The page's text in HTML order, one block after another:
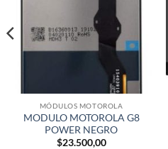
MÓDULOS MOTOROLA
MODULO MOTOROLA G8
POWER NEGRO
$23.500,00